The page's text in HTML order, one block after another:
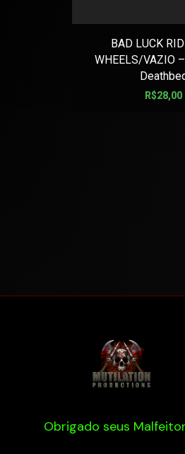
BAD LUCK
WHEELS/VAZIO
R$28,00
Obrigado seus